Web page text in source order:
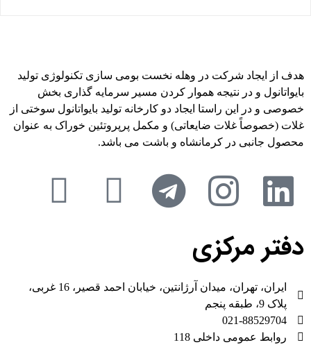
هدف از ایجاد شرکت در وهله نخست بومی سازی تکنولوژی تولید
بایواتانول و در نتیجه هموار کردن مسیر سرمایه گذاری بخش
خصوصی و در این راستا ایجاد دو کارخانه تولید بایواتانول سوختی از
غلات (خصوصاً غلات ضایعاتی) و مکمل پرپروتئین خوراک به عنوان
محصول جانبی در کرمانشاه و باشت می باشد.
دفتر مرکزی
ایران، تهران، میدان آرژانتین، خیابان احمد قصیر، 16 غربی،
پلاک 9، طبقه پنجم
021-88529704
روابط عمومی داخلی 118